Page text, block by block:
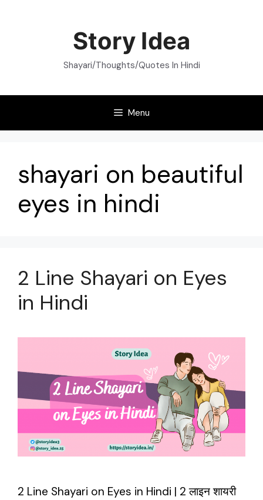
Story Idea
Shayari/Thoughts/Quotes In Hindi
Menu
shayari on beautiful
eyes in hindi
2 Line Shayari on Eyes
in Hindi
2 Line Shayari on Eyes in Hindi | 2 लाइन शायरी